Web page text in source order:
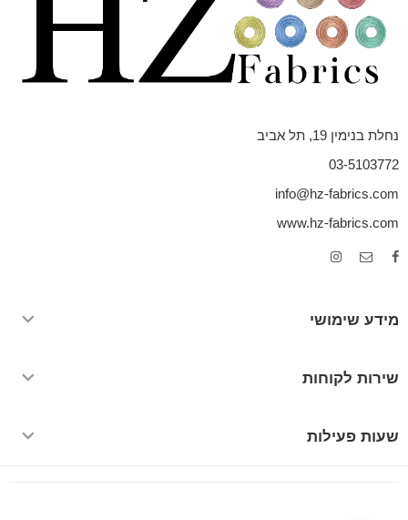
נחלת בנימין 19, תל אביב
03-5103772
info@hz-fabrics.com
www.hz-fabrics.com
מידע שימושי
שירות לקוחות
שעות פעילות